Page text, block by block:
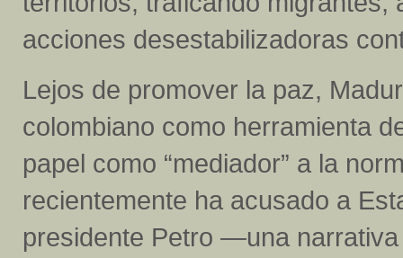
acciones desestabilizadoras
Lejos de promover la paz,
colombiano como herramienta
papel como “mediador” a la
recientemente ha acusado a
presidente Petro —una